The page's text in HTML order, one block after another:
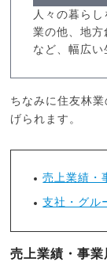
人々の暮ら
業の他、地
など、幅広い
ちなみに住友林
げられます。
売上業績・
支社・グル
売上業績・事業